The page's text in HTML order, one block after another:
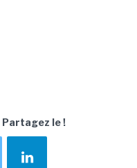
Partagez le !